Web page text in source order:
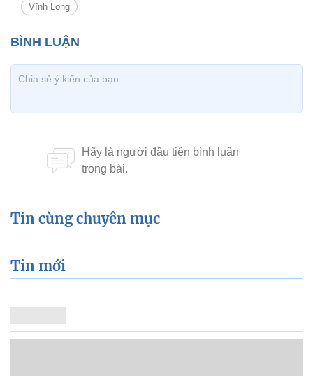
Vĩnh Long
Tin cùng chuyên mục
Tin mới